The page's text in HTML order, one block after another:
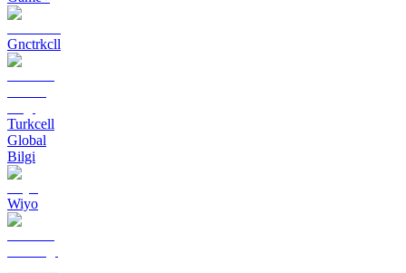
Gnctrkcll
Turkcell
Global
Bilgi
Wiyo